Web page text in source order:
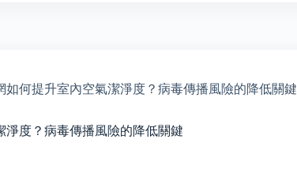
如何提升室內空氣潔淨度？病毒傳播風險的降低關鍵
淨度？病毒傳播風險的降低關鍵